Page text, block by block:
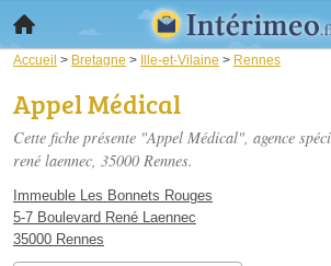
Accueil > Bretagne > Ille-et-Vilaine > Rennes
Appel Médical
Cette fiche présente "Appel Médical", agence
rené laennec, 35000 Rennes.
Immeuble Les Bonnets Rouges
5-7 Boulevard René Laennec
35000 Rennes